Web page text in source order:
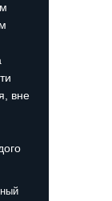
вне